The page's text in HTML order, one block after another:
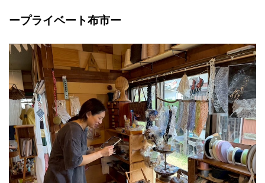
ープライベート布市ー